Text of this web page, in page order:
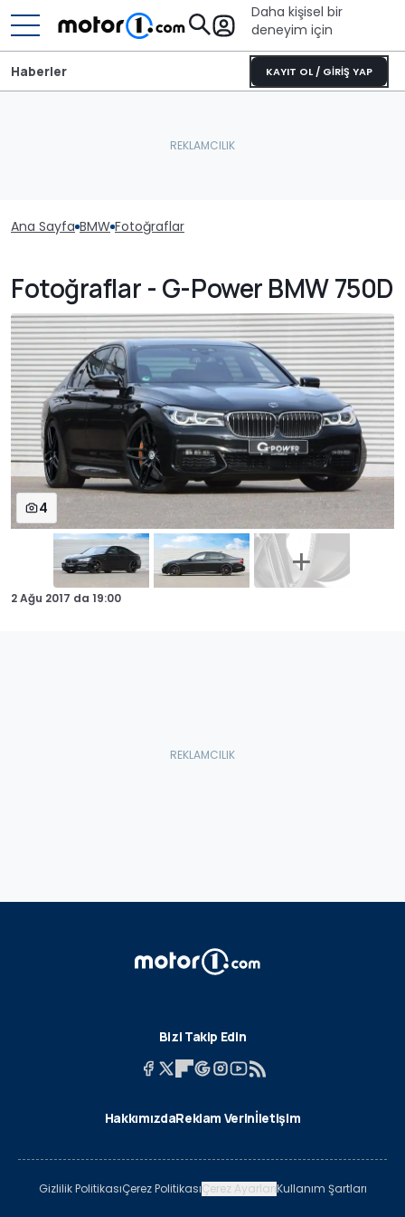
Daha kişisel bir
deneyim için
KAYIT OL / GİRİŞ YAP
Haberler
Ana Sayfa BMW Fotoğraflar
Fotoğraflar - G-Power BMW 750D
4
2 Ağu 2017 da 19:00
Bizi Takip Edin
HakkımızdaReklam Verinİletişim
Gizlilik PolitikasıÇerez PolitikasıÇerez AyarlarıKullanım Şartları